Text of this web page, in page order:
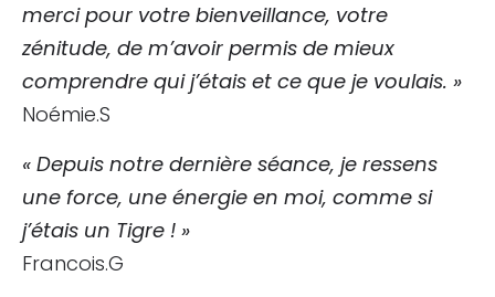
merci pour votre bienveillance, votre
zénitude, de m’avoir permis de mieux
comprendre qui j’étais et ce que je voulais. »
Noémie.S
« Depuis notre dernière séance, je ressens
une force, une énergie en moi, comme si
j’étais un Tigre ! »
Francois.G